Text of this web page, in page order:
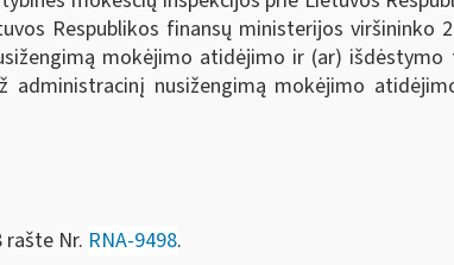
Respublikos finansų ministerijos viršininko
mokėjimo atidėjimo ir (ar)
administracinį nusižengimą mokėjimo
rašte Nr. RNA-9498.